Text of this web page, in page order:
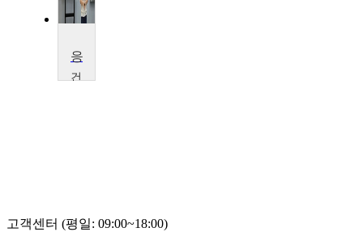
건
고객센터 (평일: 09:00~18:00)